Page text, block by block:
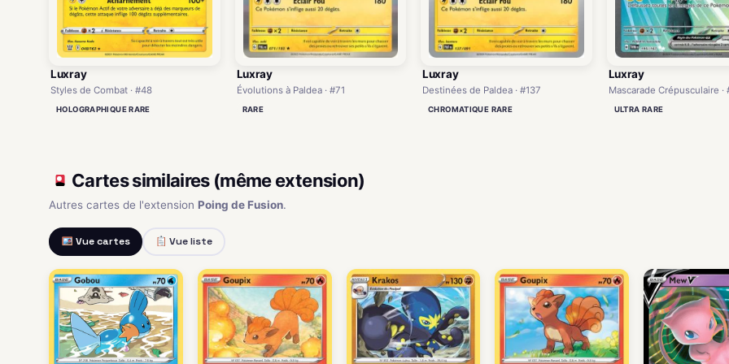
Luxray
Styles de Combat · #48
HOLOGRAPHIQUE RARE
Luxray
Évolutions à Paldea · #71
RARE
Luxray
Destinées de Paldea · #137
CHROMATIQUE RARE
Luxray
Mascarade Crépusculaire ·
ULTRA RARE
Cartes similaires (même extension)
Autres cartes de l'extension Poing de Fusion.
Vue cartes Vue liste